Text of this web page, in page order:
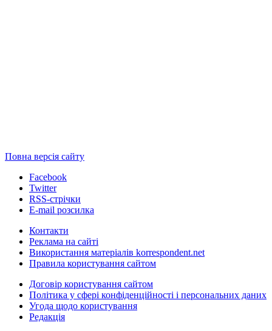
Повна версія сайту
Facebook
Twitter
RSS-стрічки
E-mail розсилка
Контакти
Реклама на сайті
Використання матеріалів korrespondent.net
Правила користування сайтом
Договір користування сайтом
Політика у сфері конфіденційності і персональних даних
Угода щодо користування
Редакція